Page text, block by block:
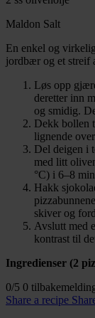
Maldon Salt
En enkel og
jordbær og et streif
Løs opp
deretter inn
og smidig.
Dekk bollen
lignende
Del deigen i
med litt
°C) i 6–8
Hakk
skiver og
Avslutt med
kontrast til
Ingredienser (2
0/5 0
Share a recipe